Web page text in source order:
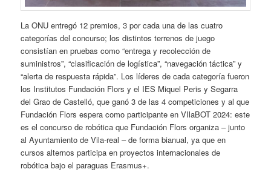
La ONU entregó 12 premios, 3 por cada una de las cuatro
categorías del concurso; los distintos terrenos de juego
consistían en pruebas como “entrega y recolección de
suministros”, “clasificación de logística”, “navegación táctica” y
“alerta de respuesta rápida”. Los líderes de cada categoría fueron
los Institutos Fundación Flors y el IES Miquel Peris y Segarra
del Grao de Castelló, que ganó 3 de las 4 competiciones y al que
Fundación Flors espera como participante en VIlaBOT 2024: este
es el concurso de robótica que Fundación Flors organiza – junto
al Ayuntamiento de Vila-real – de forma bianual, ya que en
cursos alternos participa en proyectos internacionales de
robótica bajo el paraguas Erasmus+.